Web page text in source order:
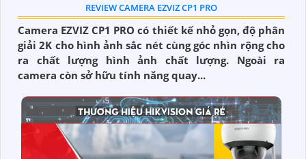
REVIEW CAMERA EZVIZ CP1 PRO
Camera EZVIZ CP1 PRO có thiết kế nhỏ gọn, độ phân
giải 2K cho hình ảnh sắc nét cùng góc nhìn rộng cho
ra chất lượng hình ảnh chất lượng. Ngoài ra
camera còn sở hữu tính năng quay...